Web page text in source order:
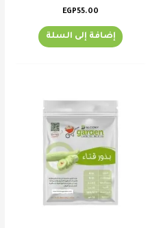
EGP55.00
إضافة إلى السلة